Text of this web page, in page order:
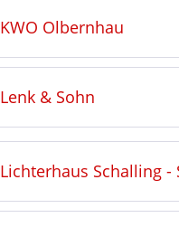
KWO Olbernhau
Lenk & Sohn
Lichterhaus Schalling -